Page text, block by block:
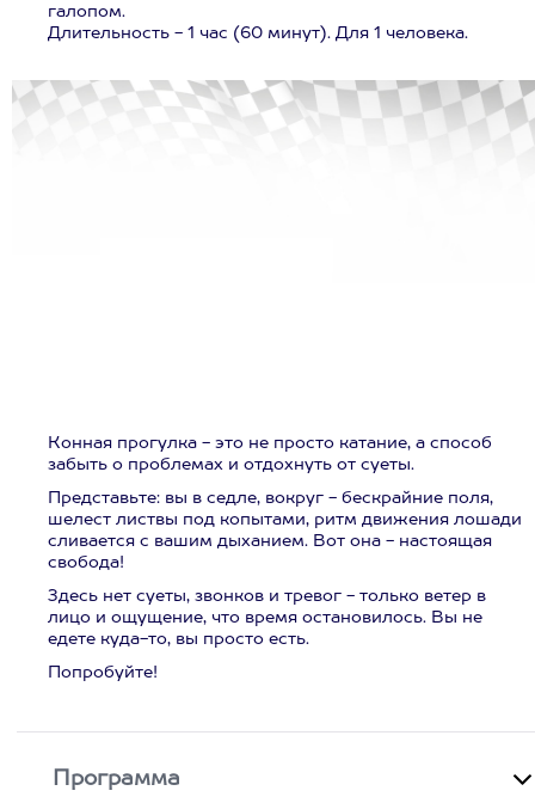
галопом.
Длительность - 1 час (60 минут). Для 1 человека.
Конная прогулка - это не просто катание, а способ
забыть о проблемах и отдохнуть от суеты.
Представьте: вы в седле, вокруг - бескрайние поля,
шелест листвы под копытами, ритм движения лошади
сливается с вашим дыханием. Вот она - настоящая
свобода!
Здесь нет суеты, звонков и тревог - только ветер в
лицо и ощущение, что время остановилось. Вы не
едете куда-то, вы просто есть.
Попробуйте!
Программа